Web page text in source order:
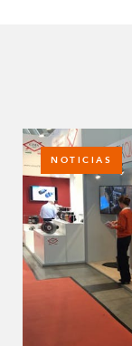
NOTICIAS